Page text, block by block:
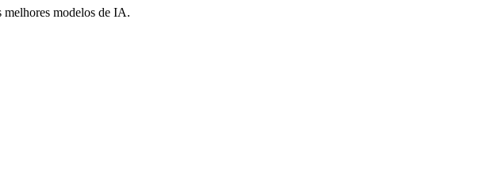
modelos de IA.